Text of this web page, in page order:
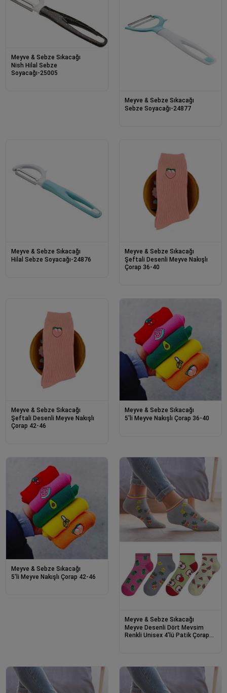
Meyve & Sebze Sıkacağı
Nish Hilal Sebze
Soyacağı-25005
Meyve & Sebze Sıkacağı
Sebze Soyacağı-24877
Meyve & Sebze Sıkacağı
Hilal Sebze Soyacağı-24876
Meyve & Sebze Sıkacağı
Şeftali Desenli Meyve Nakışlı
Çorap 36-40
Meyve & Sebze Sıkacağı
Şeftali Desenli Meyve Nakışlı
Çorap 42-46
Meyve & Sebze Sıkacağı
5'li Meyve Nakışlı Çorap 36-40
Meyve & Sebze Sıkacağı
5'li Meyve Nakışlı Çorap 42-46
Meyve & Sebze Sıkacağı
Meyve Desenli Dört Mevsim
Renkli Unisex 4'lü Patik Çorap